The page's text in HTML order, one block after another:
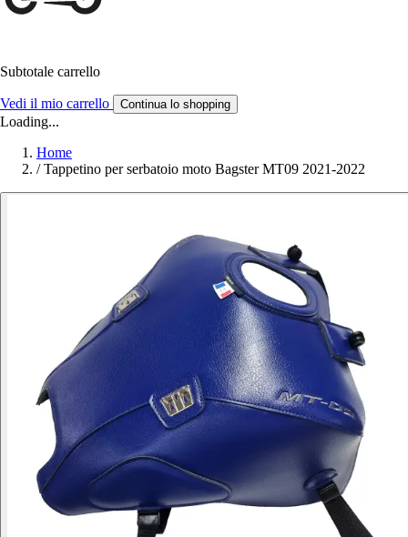
Subtotale carrello
Vedi il mio carrello Continua lo shopping
Loading...
Home
/ Tappetino per serbatoio moto Bagster MT09 2021-2022